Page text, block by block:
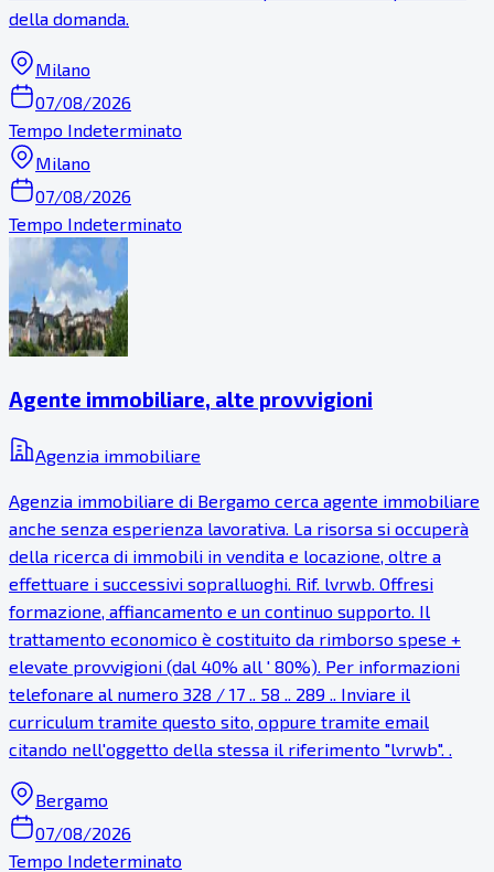
della domanda.
Milano
07/08/2026
Tempo Indeterminato
Milano
07/08/2026
Tempo Indeterminato
Agente immobiliare, alte provvigioni
Agenzia immobiliare
Agenzia immobiliare di Bergamo cerca agente immobiliare
anche senza esperienza lavorativa. La risorsa si occuperà
della ricerca di immobili in vendita e locazione, oltre a
effettuare i successivi sopralluoghi. Rif. lvrwb. Offresi
formazione, affiancamento e un continuo supporto. Il
trattamento economico è costituito da rimborso spese +
elevate provvigioni (dal 40% all ' 80%). Per informazioni
telefonare al numero 328 / 17 .. 58 .. 289 .. Inviare il
curriculum tramite questo sito, oppure tramite email
citando nell'oggetto della stessa il riferimento "lvrwb". .
Bergamo
07/08/2026
Tempo Indeterminato